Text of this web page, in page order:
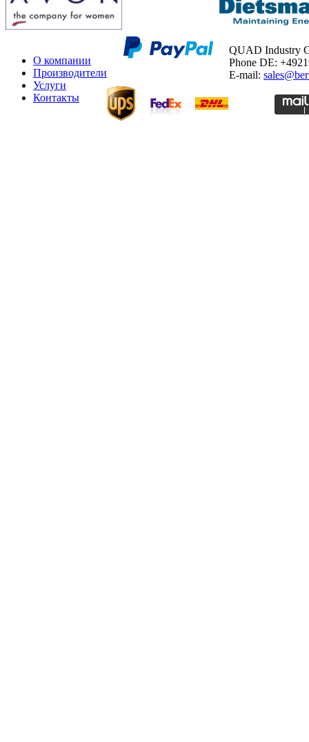
О компании
Производители
Услуги
Контакты
QUAD Industry
Phone DE:
E-mail: